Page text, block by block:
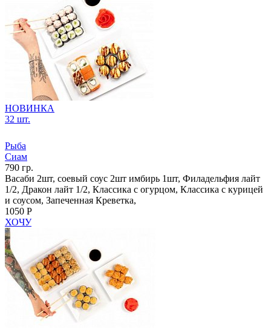
НОВИНКА
32 шт.
Рыба
Сиам
790 гр.
Васаби 2шт, соевый соус 2шт имбирь 1шт, Филадельфия лайт
1/2, Дракон лайт 1/2, Классика с огурцом, Классика с курицей
и соусом, Запеченная Креветка,
1050 Р
ХОЧУ